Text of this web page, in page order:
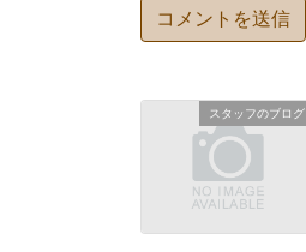
スタッフのブログ